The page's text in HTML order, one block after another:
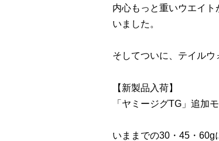
内心もっと重いウエイ
いました。
そしてついに、テイルウ
【新製品入荷】
「ヤミージグTG」追加
いままでの30・45・60g